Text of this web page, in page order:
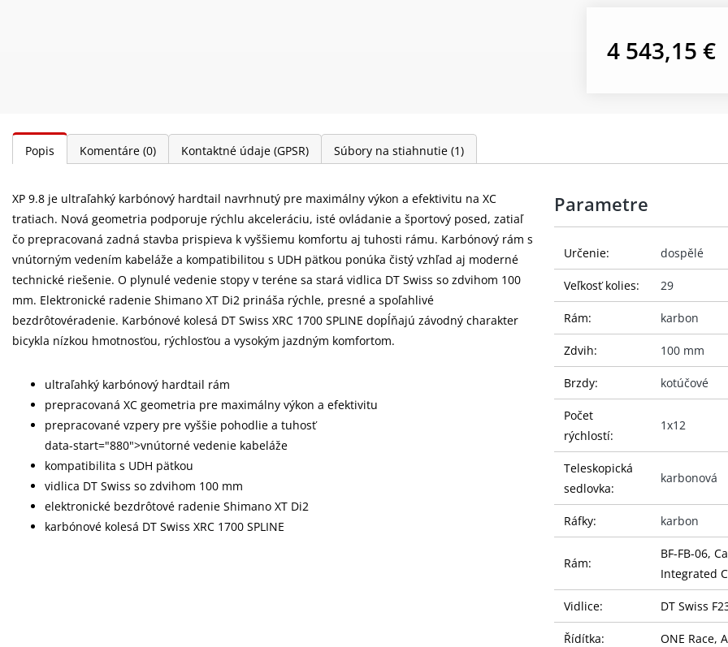
4 543,15 €
Popis Komentáre (0) Kontaktné údaje (GPSR) Súbory na stiahnutie (1)
XP 9.8 je ultraľahký karbónový hardtail navrhnutý pre maximálny výkon a efektivitu na XC
tratiach. Nová geometria podporuje rýchlu akceleráciu, isté ovládanie a športový posed, zatiaľ
čo prepracovaná zadná stavba prispieva k vyššiemu komfortu aj tuhosti rámu. Karbónový rám s
vnútorným vedením kabeláže a kompatibilitou s UDH pätkou ponúka čistý vzhľad aj moderné
technické riešenie. O plynulé vedenie stopy v teréne sa stará vidlica DT Swiss so zdvihom 100
mm. Elektronické radenie Shimano XT Di2 prináša rýchle, presné a spoľahlivé
bezdrôtovéradenie. Karbónové kolesá DT Swiss XRC 1700 SPLINE dopĺňajú závodný charakter
bicykla nízkou hmotnosťou, rýchlosťou a vysokým jazdným komfortom.
ultraľahký karbónový hardtail rám
prepracovaná XC geometria pre maximálny výkon a efektivitu
prepracované vzpery pre vyššie pohodlie a tuhosť
data-start="880">vnútorné vedenie kabeláže
kompatibilita s UDH pätkou
vidlica DT Swiss so zdvihom 100 mm
elektronické bezdrôtové radenie Shimano XT Di2
karbónové kolesá DT Swiss XRC 1700 SPLINE
Parametre
Určenie: dospělé
Veľkosť kolies: 29
Rám: karbon
Zdvih: 100 mm
Brzdy: kotúčové
Počet
rýchlostí:
1x12
Teleskopická
sedlovka:
karbonová
Ráfky: karbon
Rám:
BF-FB-06,
Integrated
Vidlice: DT Swiss
Řídítka: ONE Race,